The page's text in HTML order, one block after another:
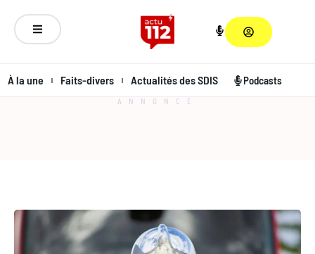
À la une Faits-divers Actualités des SDIS Podcasts
ANNONCE